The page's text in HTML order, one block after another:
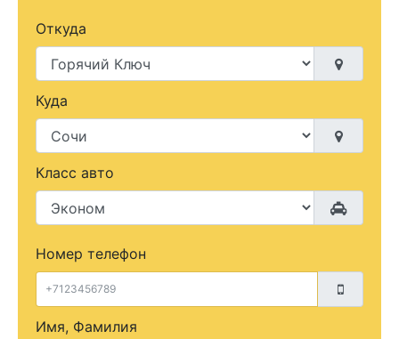
Откуда
Куда
Класс авто
Номер телефон
Имя, Фамилия